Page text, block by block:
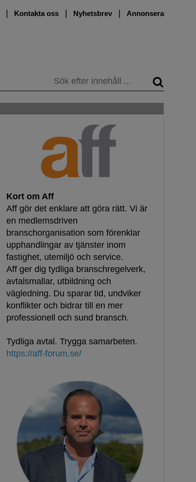
Kontakta oss Nyhetsbrev Annonsera
Sök
Kort om Aff
Aff gör det enklare att göra rätt. Vi är
en medlemsdriven
branschorganisation som förenklar
upphandlingar av tjänster inom
fastighet, utemiljö och service.
Aff ger dig tydliga branschregelverk,
avtalsmallar, utbildning och
vägledning. Du sparar tid, undviker
konflikter och bidrar till en mer
professionell och sund bransch.
Tydliga avtal. Trygga samarbeten.
https://aff-forum.se/